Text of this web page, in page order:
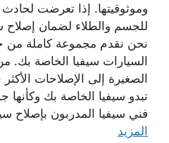
وموثوقيتها. إذا تعرضت لحادث
للجسم والطلاء لضمان
نحن نقدم مجموعة كاملة من
السيارات سيفيا الخاصة بك.
الصغيرة إلى الإصلاحات
تبدو سيفيا الخاصة بك وكأنها
فني سيفيا المدربون بإصلاح
المزيد